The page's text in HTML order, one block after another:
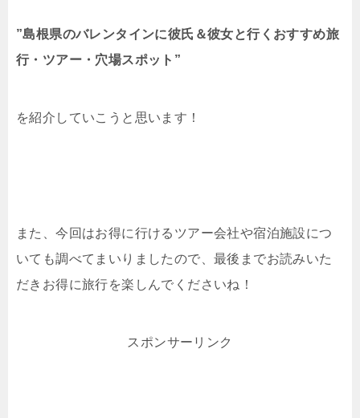
”島根県のバレンタインに彼氏＆彼女と行くおすすめ旅
行・ツアー・穴場スポット”
を紹介していこうと思います！
また、今回はお得に行けるツアー会社や宿泊施設につ
いても調べてまいりましたので、最後までお読みいた
だきお得に旅行を楽しんでくださいね！
スポンサーリンク